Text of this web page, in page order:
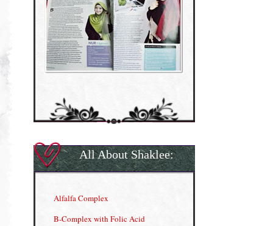
All About Shaklee:
Alfalfa Complex
B-Complex with Folic Acid